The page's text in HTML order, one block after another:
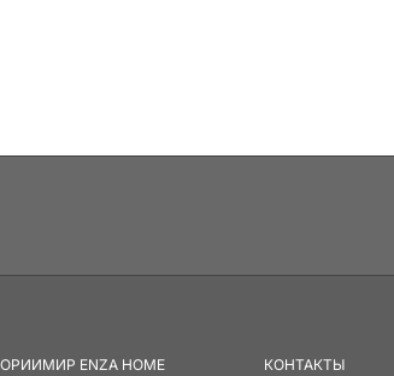
МИР ENZA HOME
КОНТАКТЫ